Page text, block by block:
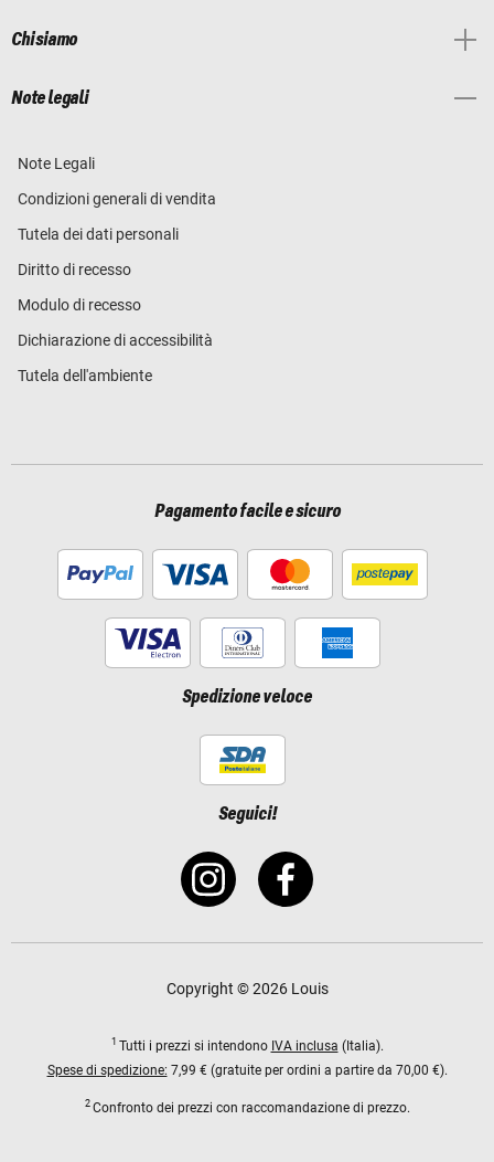
Chi siamo
Note legali
Note Legali
Condizioni generali di vendita
Tutela dei dati personali
Diritto di recesso
Modulo di recesso
Dichiarazione di accessibilità
Tutela dell'ambiente
Pagamento facile e sicuro
Spedizione veloce
Seguici!
Copyright © 2026 Louis
1 Tutti i prezzi si intendono IVA inclusa (Italia).
Spese di spedizione: 7,99 € (gratuite per ordini a partire da 70,00 €).
2 Confronto dei prezzi con raccomandazione di prezzo.